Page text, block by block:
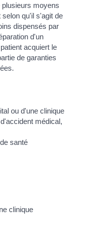
moyens
qu'il s'agit de
dispensés par
d'un
acquiert le
de garanties
ou d'une clinique
médical,
santé
clinique